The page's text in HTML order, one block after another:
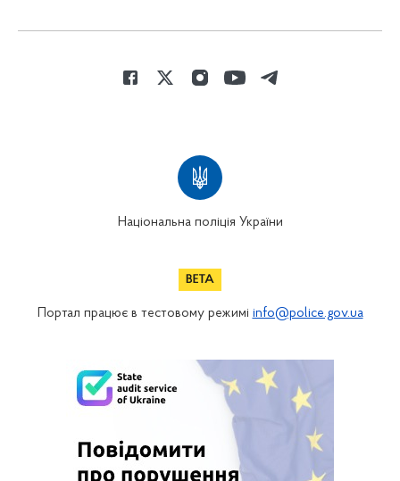
Національна поліція України
Портал працює в тестовому режимі info@police.gov.ua